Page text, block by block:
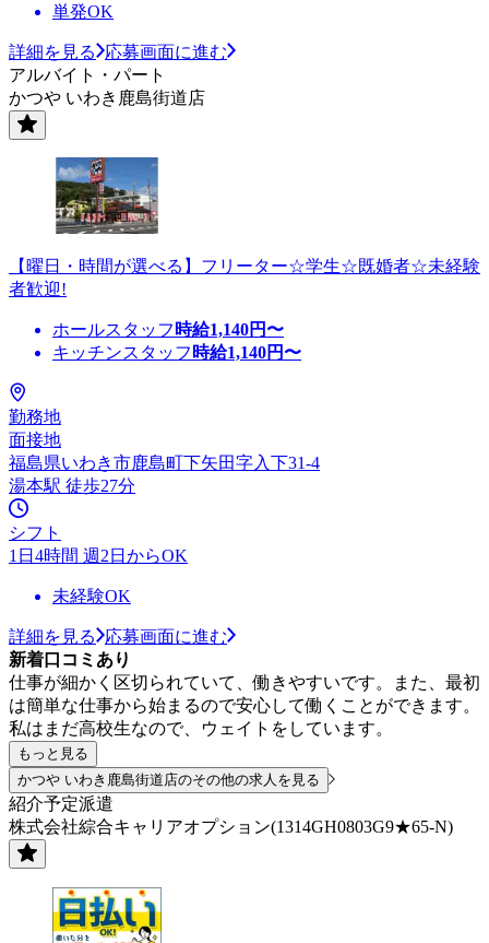
単発OK
詳細を見る
応募画面に進む
アルバイト・パート
かつや いわき鹿島街道店
【曜日・時間が選べる】フリーター☆学生☆既婚者☆未経験
者歓迎!
ホールスタッフ 時給1,140円〜
キッチンスタッフ 時給1,140円〜
勤務地
面接地
福島県いわき市鹿島町下矢田字入下31-4
湯本駅 徒歩27分
シフト
1日4時間 週2日からOK
未経験OK
詳細を見る
応募画面に進む
新着口コミあり
仕事が細かく区切られていて、働きやすいです。また、最初
は簡単な仕事から始まるので安心して働くことができます。
私はまだ高校生なので、ウェイトをしています。
もっと見る
かつや いわき鹿島街道店のその他の求人を見る
紹介予定派遣
株式会社綜合キャリアオプション(1314GH0803G9★65-N)